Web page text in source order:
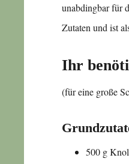
unabdingbar für
Zutaten und ist
Ihr
(für eine große
500 g